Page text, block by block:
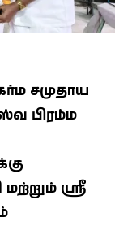
சமுதாய
பிரம்ம
ஶ்ரீ